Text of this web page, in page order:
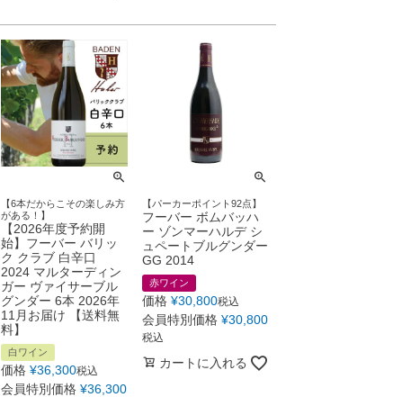
【6本だからこその楽しみ方
がある！】
【2026年度予約開
始】フーバー バリッ
ク クラブ 白辛口
2024 マルターディン
ガー ヴァイサーブル
グンダー 6本 2026年
11月お届け 【送料無
料】
白ワイン
価格 ¥36,300税込
会員特別価格 ¥36,300
【パーカーポイント92点】
フーバー ボムバッハ
ー ゾンマーハルデ シ
ュペートブルグンダー
GG 2014
赤ワイン
価格 ¥30,800税込
会員特別価格 ¥30,800
税込
カートに入れる